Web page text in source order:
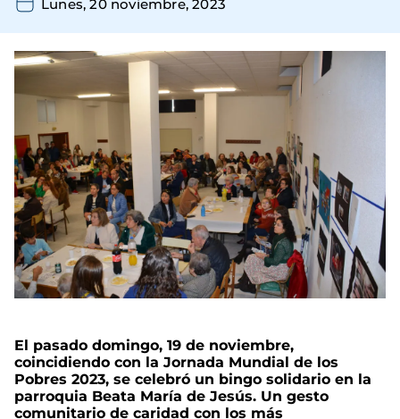
Lunes, 20 noviembre, 2023
El pasado domingo, 19 de noviembre,
coincidiendo con la Jornada Mundial de los
Pobres 2023, se celebró un bingo solidario en la
parroquia Beata María de Jesús. Un gesto
comunitario de caridad con los más